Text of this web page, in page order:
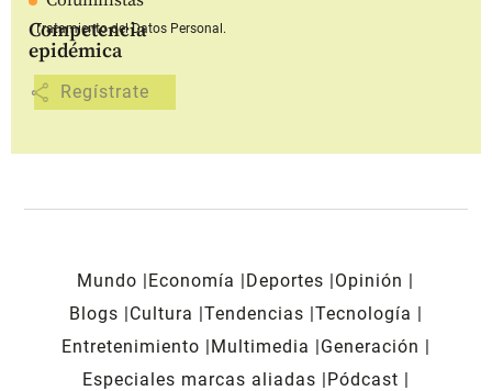
Competencia
epidémica
share
Tratamiento del Datos Personal.
Mundo Economía Deportes
Opinión
Blogs
Cultura Tendencias Tecnología
Entretenimiento
Multimedia
Generación
Especiales marcas aliadas
Pódcast